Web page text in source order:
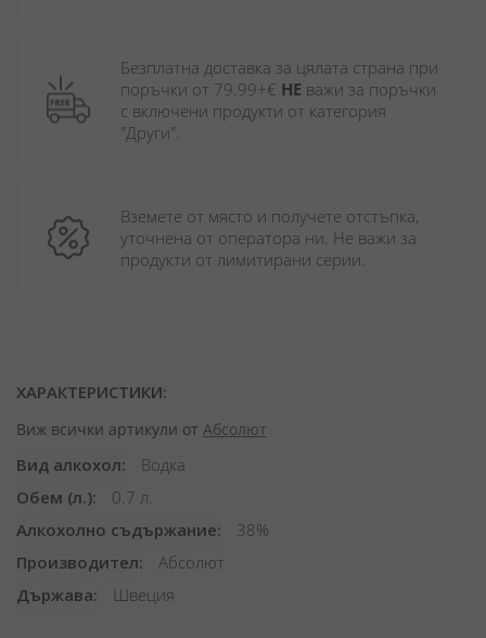
Безплатна доставка за цялата страна при
поръчки от 79.99+€ НЕ важи за поръчки
с включени продукти от категория
"Други".
Вземете от място и получете отстъпка,
уточнена от оператора ни. Не важи за
продукти от лимитирани серии.
ХАРАКТЕРИСТИКИ:
Виж всички артикули от Абсолют
Вид алкохол
Водка
Обем (л.)
0.7 л.
Алкохолно съдържание
38%
Производител
Абсолют
Държава
Швеция